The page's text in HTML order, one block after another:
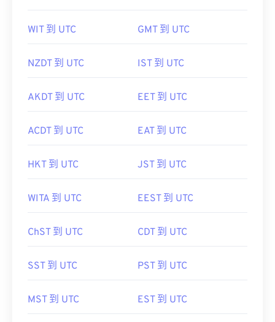
WIT 到 UTC GMT 到 UTC
NZDT 到 UTC IST 到 UTC
AKDT 到 UTC EET 到 UTC
ACDT 到 UTC EAT 到 UTC
HKT 到 UTC JST 到 UTC
WITA 到 UTC EEST 到 UTC
ChST 到 UTC CDT 到 UTC
SST 到 UTC PST 到 UTC
MST 到 UTC EST 到 UTC